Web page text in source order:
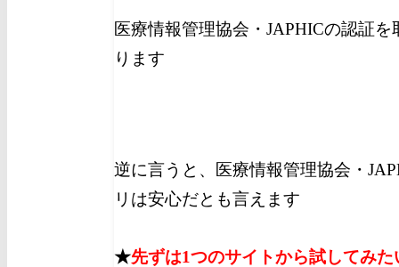
医療情報管理協会・JAPHICの認証
ります
逆に言うと、医療情報管理協会・
リは安心だとも言えます
★先ずは1つのサイトから試してみ